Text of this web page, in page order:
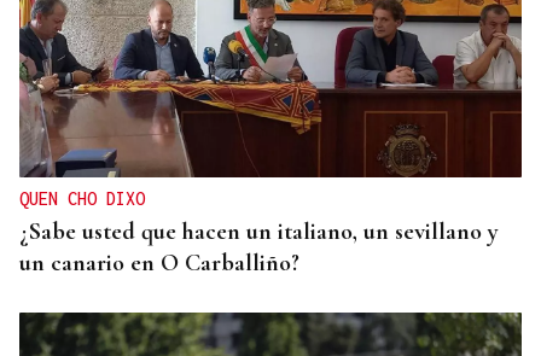
25 DE SEPTIEMBRE
El COB abrirá y cerrará la liga en el Pazo, ante el
Tizona y el Granada
QUEN CHO DIXO
¿Sabe usted que hacen un italiano, un sevillano y
un canario en O Carballiño?